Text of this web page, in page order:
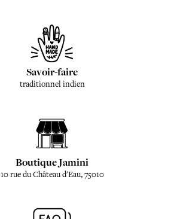
Savoir-faire
traditionnel indien
Boutique Jamini
10 rue du Château d'Eau, 75010